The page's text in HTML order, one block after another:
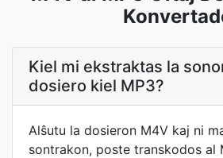
Kiel mi ekstraktas la
dosiero kiel MP3?
Alŝutu la dosieron M4V kaj ni
sontrakon, poste transkodos al